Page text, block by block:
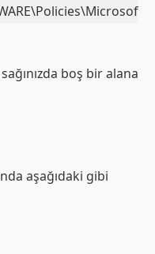
boş bir alana
aşağıdaki gibi